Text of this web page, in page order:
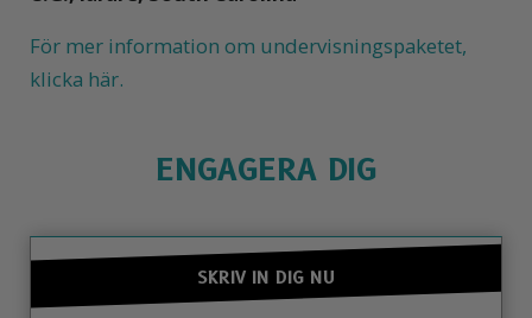
För mer information om undervisningspaketet,
klicka här.
ENGAGERA DIG
SKRIV IN DIG NU